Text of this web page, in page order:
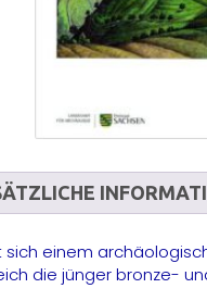
einem
die jünger bronze-